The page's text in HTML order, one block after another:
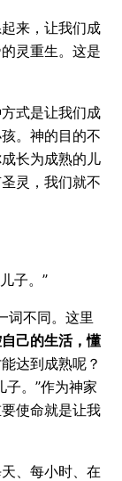
来，让我们成
灵重生。这是
式是让我们成
。神的目的不
长为成熟的儿
灵，我们就不
子。”
词不同。这里
己的生活，懂
达到成熟呢？
子。”作为神家
使命就是让我
、每小时、在